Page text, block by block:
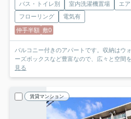
バス・トイレ別 室内洗濯機置場 エ
フローリング
電気有
仲手半額 敷0
バルコニー付きのアパートです。収納はウ
ーズボックスなど豊富なので、広々と空間
見る
賃貸マンション